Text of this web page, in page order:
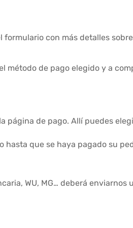
con más detalles
método de pago elegido y a
página de pago. Allí puedes
hasta que se haya pagado su
WU, MG… deberá